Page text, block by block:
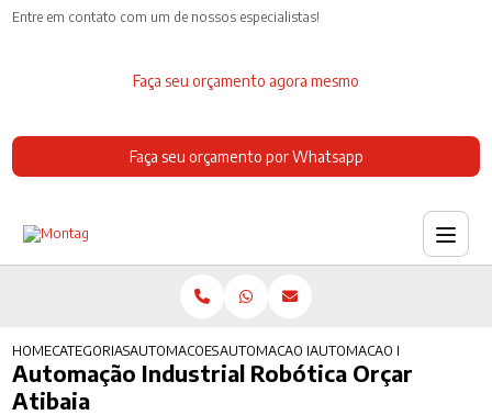
Entre em contato com um de nossos especialistas!
Faça seu orçamento agora mesmo
Faça seu orçamento por Whatsapp
HOMECATEGORIASAUTOMACOES INDUSTRIAISAUTOMACAO INDUSTRIAL MERCADO
AUTOMACAO INDUSTRIAL
Automação Industrial Robótica Orçar
Atibaia